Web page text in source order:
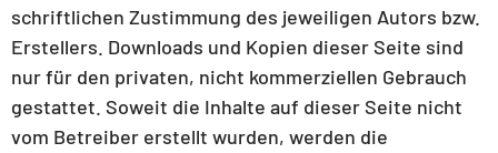
schriftlichen Zustimmung des jeweiligen Autors bzw.
Erstellers. Downloads und Kopien dieser Seite sind
nur für den privaten, nicht kommerziellen Gebrauch
gestattet. Soweit die Inhalte auf dieser Seite nicht
vom Betreiber erstellt wurden, werden die